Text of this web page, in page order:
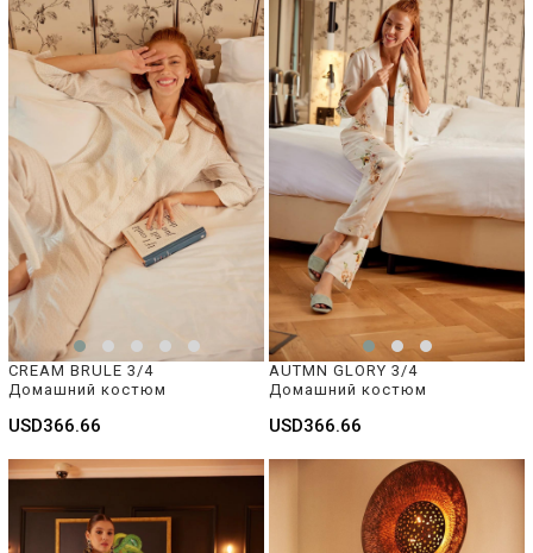
CREAM BRULE 3/4
Домашний костюм
USD366.66
AUTMN GLORY 3/4
Домашний костюм
USD366.66